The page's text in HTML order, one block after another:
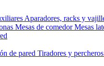
Aparadores, racks y
Mesas de comedorMesas
de pared Tiradores y percheros